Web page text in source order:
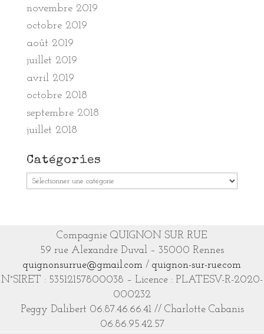
novembre 2019
octobre 2019
août 2019
juillet 2019
avril 2019
octobre 2018
septembre 2018
juillet 2018
Catégories
Catégories
Compagnie QUIGNON SUR RUE
59 rue Alexandre Duval – 35000 Rennes
quignonsurrue@gmail.com / quignon-sur-rue.com
N°SIRET : 53512157800038 – Licence : PLATESV-R-2020-
000232
Peggy Dalibert 06.87.46.66.41 // Charlotte Cabanis
06.86.95.42.57